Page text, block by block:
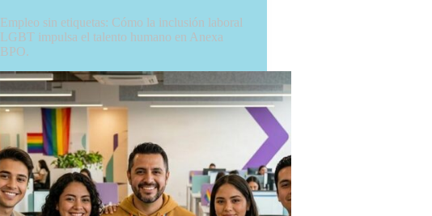
Empleo sin etiquetas: Cómo la inclusión laboral
LGBT impulsa el talento humano en Anexa
BPO.